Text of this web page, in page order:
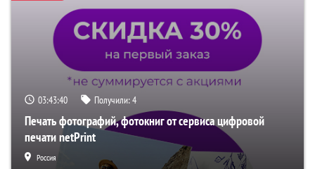
03:43:39 Получили:4
Печать фотографий, фотокниг от сервиса цифровой
печати netPrint
Россия